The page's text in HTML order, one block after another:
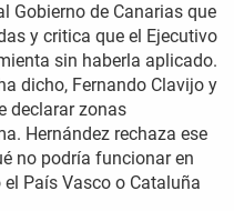
Gobierno de Canarias que
y critica que el Ejecutivo
sin haberla aplicado.
dicho, Fernando Clavijo y
declarar zonas
Hernández rechaza ese
no podría funcionar en
País Vasco o Cataluña